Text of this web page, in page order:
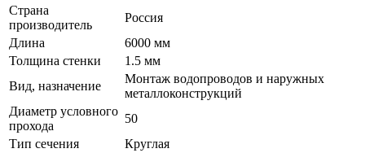
Страна
производитель
Россия
Длина
6000 мм
Толщина стенки
1.5 мм
Вид, назначение
Монтаж водопроводов и наружных
металлоконструкций
Диаметр условного
прохода
50
Тип сечения
Круглая